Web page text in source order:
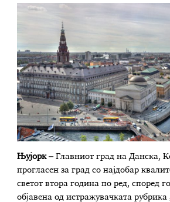
Њујорк –Главниот град на Данска,
прогласен за град со најдобар
светот втора година по ред, според
објавена од истражувачката рубрика